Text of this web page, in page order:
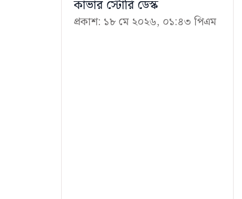
কাভার স্টোরি ডেস্ক
প্রকাশ: ১৮ মে ২০২৬, ০১:৪৩ পিএম